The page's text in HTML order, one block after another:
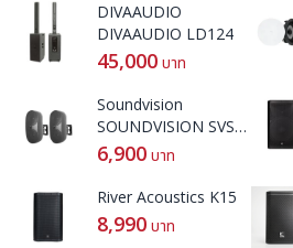
DIVAAUDIO
DIVAAUDIO LD124
45,000 บาท
Soundvision
SOUNDVISION SVS-
42W
6,900 บาท
River Acoustics K15
8,990 บาท